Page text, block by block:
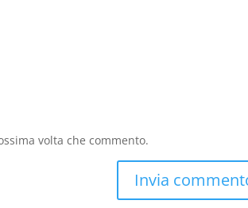
volta che commento.